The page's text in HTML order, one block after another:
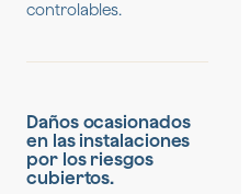
controlables.
Daños ocasionados
en las instalaciones
por los riesgos
cubiertos.